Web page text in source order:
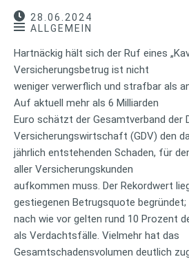
28.06.2024
ALLGEMEIN
Hartnäckig hält sich der Ruf eines
Versicherungsbetrug ist nicht
weniger verwerflich und strafbar als
Auf aktuell mehr als 6 Milliarden
Euro schätzt der Gesamtverband der
Versicherungswirtschaft (GDV) den
jährlich entstehenden Schaden, für
aller Versicherungskunden
aufkommen muss. Der Rekordwert
gestiegenen Betrugsquote begründet;
nach wie vor gelten rund 10 Prozent
als Verdachtsfälle. Vielmehr hat das
Gesamtschadensvolumen deutlich